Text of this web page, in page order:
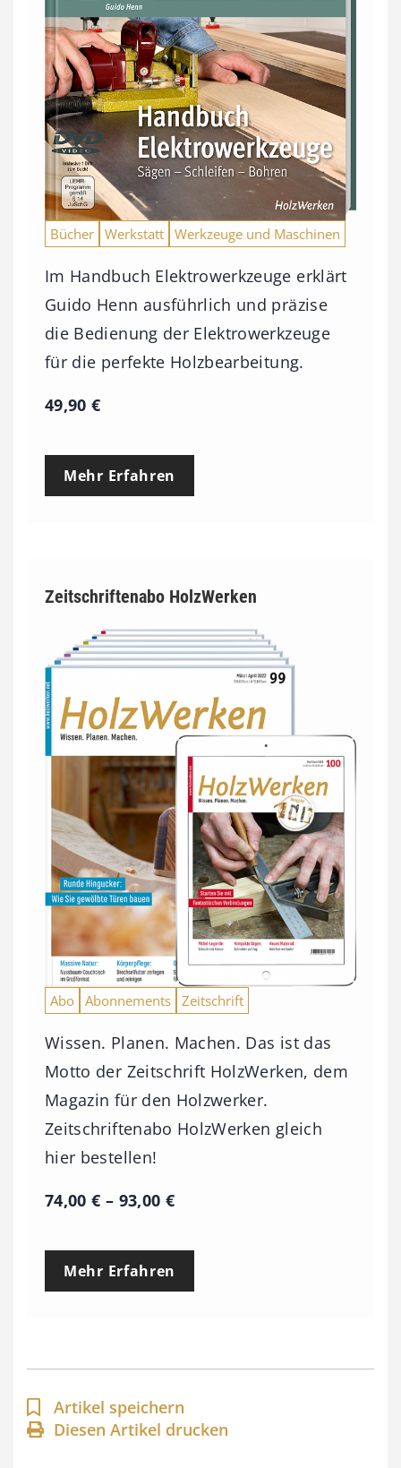
Bücher Werkstatt Werkzeuge und Maschinen
Im Handbuch Elektrowerkzeuge erklärt
Guido Henn ausführlich und präzise
die Bedienung der Elektrowerkzeuge
für die perfekte Holzbearbeitung.
49,90€
Mehr Erfahren
Zeitschriftenabo HolzWerken
Abo Abonnements Zeitschrift
Wissen. Planen. Machen. Das ist das
Motto der Zeitschrift HolzWerken, dem
Magazin für den Holzwerker.
Zeitschriftenabo HolzWerken gleich
hier bestellen!
74,00€ – 93,00 €P
e
p
a
n
Mehr Erfahren
Artikel speichern
Diesen Artikel drucken